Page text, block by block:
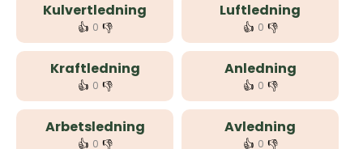
Kulvertledning
👍 0 👎
Luftledning
👍 0 👎
Kraftledning
👍 0 👎
Anledning
👍 0 👎
Arbetsledning
👍 0 👎
Avledning
👍 0 👎